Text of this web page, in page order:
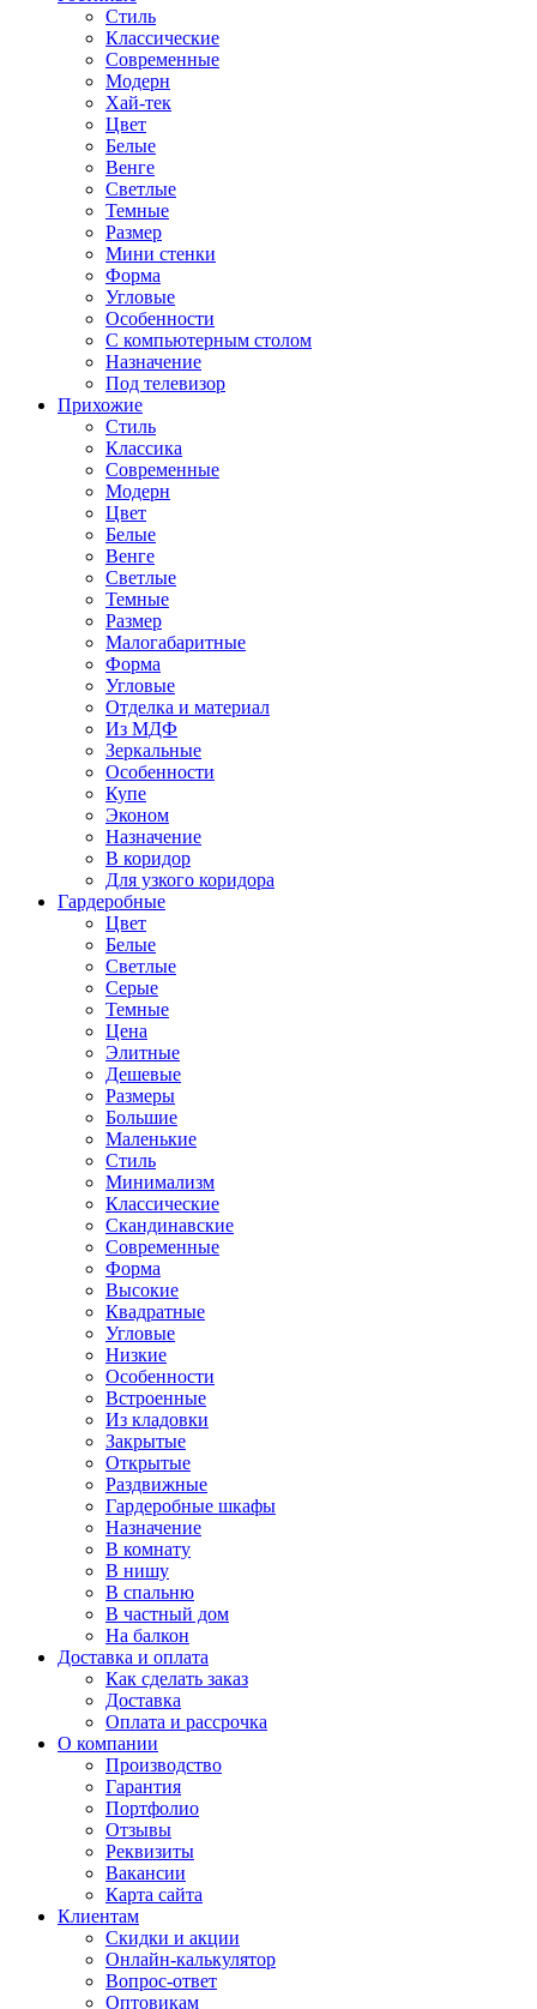
Стиль
Классические
Современные
Модерн
Хай-тек
Цвет
Белые
Венге
Светлые
Темные
Размер
Мини стенки
Форма
Угловые
Особенности
С компьютерным столом
Назначение
Под телевизор
Прихожие
Стиль
Классика
Современные
Модерн
Цвет
Белые
Венге
Светлые
Темные
Размер
Малогабаритные
Форма
Угловые
Отделка и материал
Из МДФ
Зеркальные
Особенности
Купе
Эконом
Назначение
В коридор
Для узкого коридора
Гардеробные
Цвет
Белые
Светлые
Серые
Темные
Цена
Элитные
Дешевые
Размеры
Большие
Маленькие
Стиль
Минимализм
Классические
Скандинавские
Современные
Форма
Высокие
Квадратные
Угловые
Низкие
Особенности
Встроенные
Из кладовки
Закрытые
Открытые
Раздвижные
Гардеробные шкафы
Назначение
В комнату
В нишу
В спальню
В частный дом
На балкон
Доставка и оплата
Как сделать заказ
Доставка
Оплата и рассрочка
О компании
Производство
Гарантия
Портфолио
Отзывы
Реквизиты
Вакансии
Карта сайта
Клиентам
Скидки и акции
Онлайн-калькулятор
Вопрос-ответ
Оптовикам